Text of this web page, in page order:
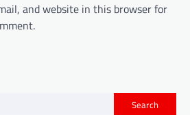
and website in this browser for
Search